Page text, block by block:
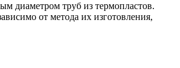
диаметром труб из термопластов.
от метода их изготовления,